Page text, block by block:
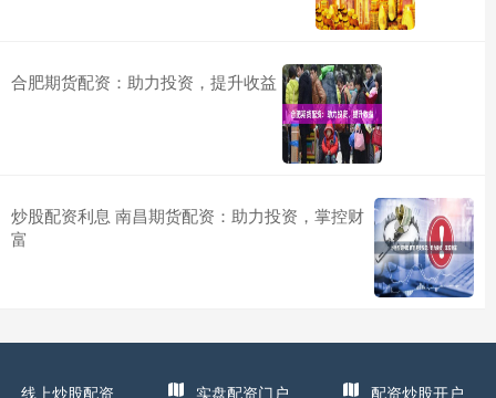
合肥期货配资：助力投资，提升收益
炒股配资利息 南昌期货配资：助力投资，掌控财
富
线上炒股配资 实盘配资门户 配资炒股开户